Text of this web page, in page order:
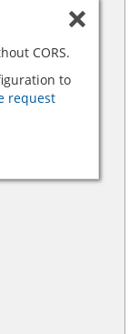
CORS.
to
request